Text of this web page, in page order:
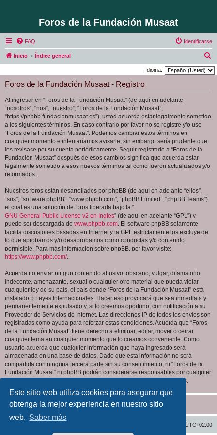
Este sitio web utiliza cookies para asegurar que
obtenga la mejor experiencia en nuestro sitio
web. Saber más
Foros de la Fundación Musaat
FAQ Identificarse
Inicio Índice general
u
Idioma:
Foros de la Fundación Musaat - Registro
Al ingresar en “Foros de la Fundación Musaat” (de aquí en adelante
“nosotros”, “nos”, “nuestro”, “Foros de la Fundación Musaat”,
“https://phpbb.fundacionmusaat.es”), usted acuerda estar legalmente sometido
a los siguientes términos. En caso contrario por favor no se registre y/o use
“Foros de la Fundación Musaat”. Podemos cambiar estos términos en
cualquier momento e intentaríamos avisarle, sin embargo sería prudente que
los revisase por su cuenta periódicamente. Seguir registrado a “Foros de la
Fundación Musaat” después de esos cambios significa que acuerda estar
legalmente sometido a esos nuevos términos tal como fueron actualizados y/o
reformados.
Nuestros foros están desarrollados por phpBB (de aquí en adelante “ellos”,
“sus”, “software phpBB”, “www.phpbb.com”, “phpBB Limited”, “phpBB Teams”)
el cual es una solución de foros liberada bajo la “
GNU General Public License v2 en Ingles” (de aquí en adelante “GPL”) y
puede ser descargada de www.phpbb.com. El software phpBB solamente
facilita discusiones basadas en Internet y la GPL estrictamente los excluye de
lo que aprobamos y/o desaprobamos como conductas y/o contenido
permisible. Para más información sobre phpBB, por favor visite:
https://www.phpbb.com/.
Acuerda no enviar ningun contenido abusivo, obsceno, vulgar, difamatorio,
indecente, amenazante, sexual o cualquier otro material que pueda violar
cualquier ley de su país, el país donde “Foros de la Fundación Musaat” está
instalado o Leyes Internacionales. Hacer eso provocará que sea inmediata y
permanentemente expulsado y, si lo creemos oportuno, con notificación a su
Proveedor de Servicios de Internet. Las direcciones IP de todos los envíos son
registradas como ayuda para reforzar estas condiciones. Acuerda que “Foros
de la Fundación Musaat” tiene derecho a eliminar, editar, mover o cerrar
cualquier tema en cualquier momento que lo creamos conveniente. Como
usuario acuerda que cualquier información que haya ingresado será
almacenada en una base de datos. Dado que esta información no será
compartida con ninguna tercera parte sin su consentimiento, ni “Foros de la
Fundación Musaat” ni phpBB podrán considerarse responsables por cualquier
intento de hacking que conlleve a que los datos sean comprometidos.
UTC+02:00